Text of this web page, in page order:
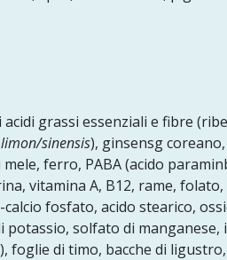
grassi essenziali e fibre
sinensis), ginsensg
ferro, PABA (acido
vitamina A, B12, rame,
fosfato, acido stearico,
solfato di
), foglie di timo, bacche di